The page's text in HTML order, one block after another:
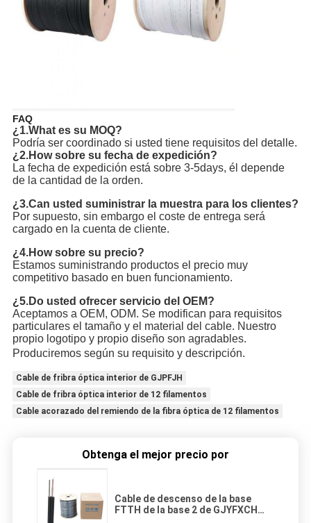
FAQ
¿1.What es su MOQ?
Podría ser coordinado si usted tiene requisitos del detalle.
¿2.How sobre su fecha de expedición?
La fecha de expedición está sobre 3-5days, él depende
de la cantidad de la orden.
¿3.Can usted suministrar la muestra para los clientes?
Por supuesto, sin embargo el coste de entrega será
cargado en la cuenta de cliente.
¿4.How sobre su precio?
Estamos suministrando productos el precio muy
competitivo basado en buen funcionamiento.
¿5.Do usted ofrecer servicio del OEM?
Aceptamos a OEM, ODM. Se modifican para requisitos
particulares el tamaño y el material del cable. Nuestro
propio logotipo y propio diseño son agradables.
Produciremos según su requisito y descripción.
Cable de fribra óptica interior de GJPFJH
Cable de fribra óptica interior de 12 filamentos
Cable acorazado del remiendo de la fibra óptica de 12 filamentos
Obtenga el mejor precio por
Cable de descenso de la base
FTTH de la base 2 de GJYFXCH